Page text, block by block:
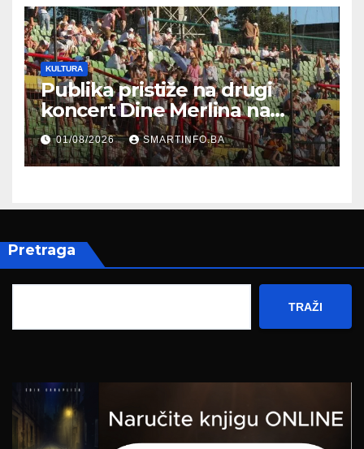
KULTURA
Publika pristiže na drugi
koncert Dine Merlina na
Koševu
01/08/2026 SMARTINFO.BA
Pretraga
TRAŽI